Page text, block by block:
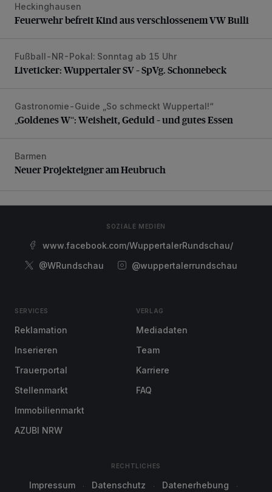
Feuerwehr befreit Kind aus verschlossenem VW Bulli
Heckinghausen
Feuerwehr befreit Kind aus verschlossenem VW Bulli
Liveticker: Wuppertaler SV – SpVg. Schonnebeck
Fußball-NR-Pokal: Sonntag ab 15 Uhr
Liveticker: Wuppertaler SV – SpVg. Schonnebeck
„Goldenes W“: Weisheit, Geduld – und gutes Essen
Gastronomie-Guide „So schmeckt Wuppertal!“
„Goldenes W“: Weisheit, Geduld – und gutes Essen
Neuer Projekteigner am Heubruch
Barmen
Neuer Projekteigner am Heubruch
SOZIALE MEDIEN
www.facebook.com/WuppertalerRundschau/
@WRundschau
@wuppertalerrundschau
SERVICES
Reklamation
Inserieren
Trauerportal
Stellenmarkt
Immobilienmarkt
AZUBI NRW
VERLAG
Mediadaten
Team
Karriere
FAQ
RECHTLICHES
Impressum Datenschutz Datenerhebung